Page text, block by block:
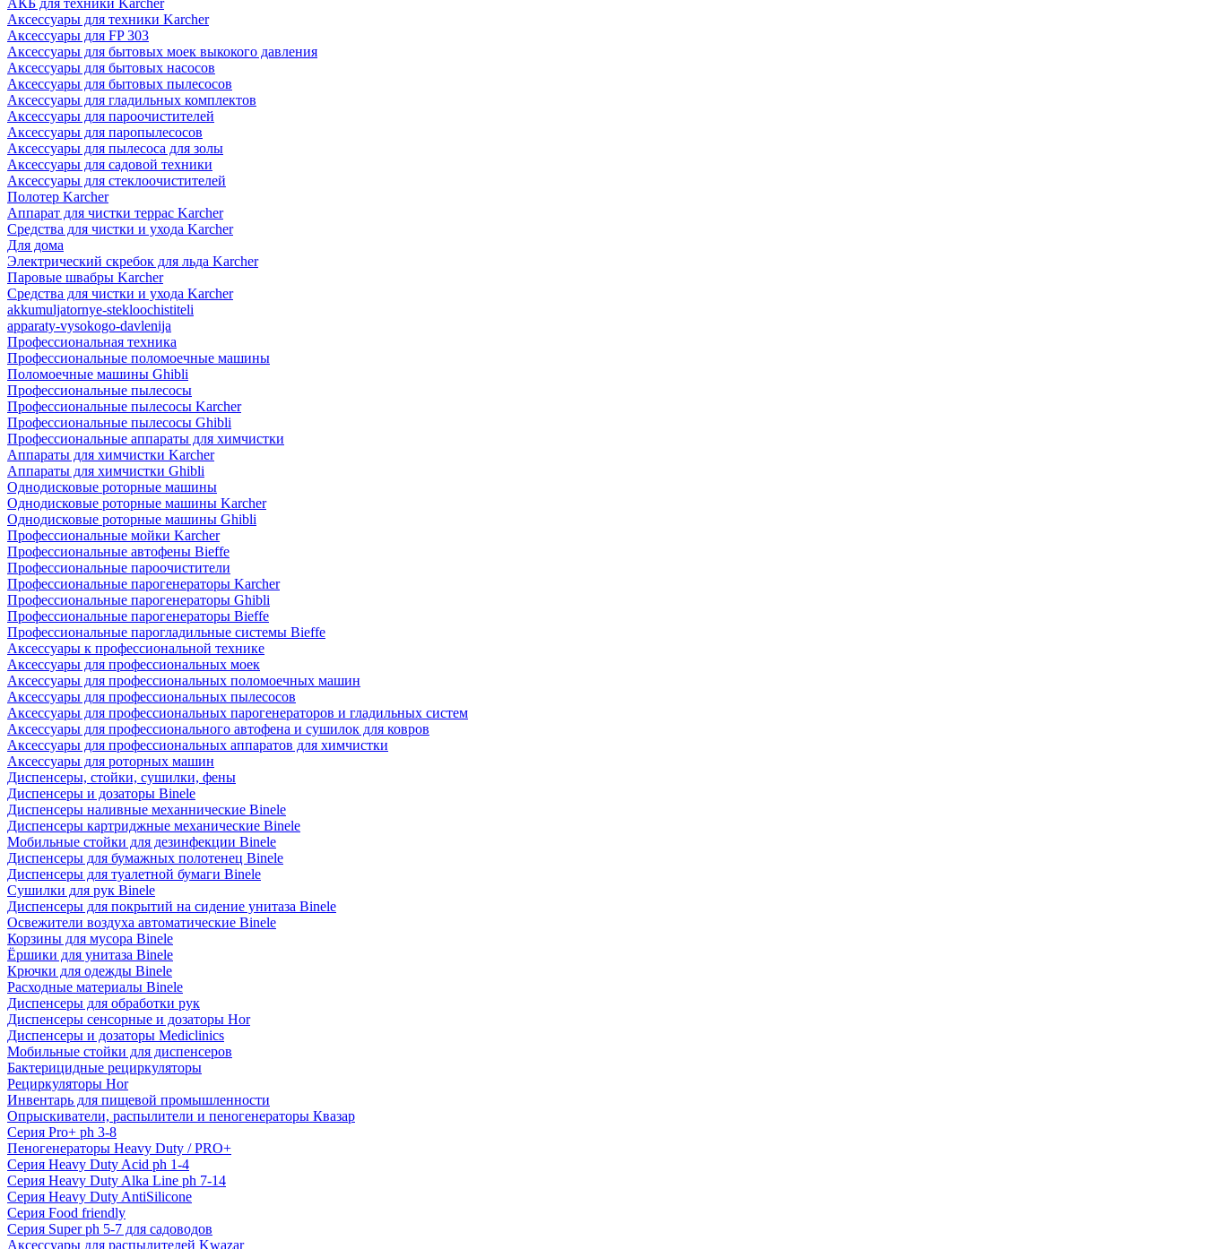
АКБ для техники Karcher
Аксессуары для техники Karcher
Аксессуары для FP 303
Аксессуары для бытовых моек выкокого давления
Аксессуары для бытовых насосов
Аксессуары для бытовых пылесосов
Аксессуары для гладильных комплектов
Аксессуары для пароочистителей
Аксессуары для паропылесосов
Аксессуары для пылесоса для золы
Аксессуары для садовой техники
Аксессуары для стеклоочистителей
Полотер Karcher
Аппарат для чистки террас Karcher
Средства для чистки и ухода Karcher
Для дома
Электрический скребок для льда Karcher
Паровые швабры Karcher
Средства для чистки и ухода Karcher
akkumuljatornye-stekloochistiteli
apparaty-vysokogo-davlenija
Профессиональная техника
Профессиональные поломоечные машины
Поломоечные машины Ghibli
Профессиональные пылесосы
Профессиональные пылесосы Karcher
Профессиональные пылесосы Ghibli
Профессиональные аппараты для химчистки
Аппараты для химчистки Karcher
Аппараты для химчистки Ghibli
Однодисковые роторные машины
Однодисковые роторные машины Karcher
Однодисковые роторные машины Ghibli
Профессиональные мойки Karcher
Профессиональные автофены Bieffe
Профессиональные пароочистители
Профессиональные парогенераторы Karcher
Профессиональные парогенераторы Ghibli
Профессиональные парогенераторы Bieffe
Профессиональные парогладильные системы Bieffe
Аксессуары к профессиональной технике
Аксессуары для профессиональных моек
Аксессуары для профессиональных поломоечных машин
Аксессуары для профессиональных пылесосов
Аксессуары для профессиональных парогенераторов и гладильных систем
Аксессуары для профессионального автофена и сушилок для ковров
Аксессуары для профессиональных аппаратов для химчистки
Аксессуары для роторных машин
Диспенсеры, стойки, сушилки, фены
Диспенсеры и дозаторы Binele
Диспенсеры наливные механнические Binele
Диспенсеры картриджные механические Binele
Мобильные стойки для дезинфекции Binele
Диспенсеры для бумажных полотенец Binele
Диспенсеры для туалетной бумаги Binele
Сушилки для рук Binele
Диспенсеры для покрытий на сидение унитаза Binele
Освежители воздуха автоматические Binele
Корзины для мусора Binele
Ёршики для унитаза Binele
Крючки для одежды Binele
Расходные материалы Binele
Диспенсеры для обработки рук
Диспенсеры сенсорные и дозаторы Hor
Диспенсеры и дозаторы Mediclinics
Мобильные стойки для диспенсеров
Бактерицидные рециркуляторы
Рециркуляторы Hor
Инвентарь для пищевой промышленности
Опрыскиватели, распылители и пеногенераторы Квазар
Серия Pro+ ph 3-8
Пеногенераторы Heavy Duty / PRO+
Серия Heavy Duty Acid ph 1-4
Серия Heavy Duty Alka Line ph 7-14
Серия Heavy Duty AntiSilicone
Серия Food friendly
Серия Super ph 5-7 для садоводов
Аксессуары для распылителей Kwazar